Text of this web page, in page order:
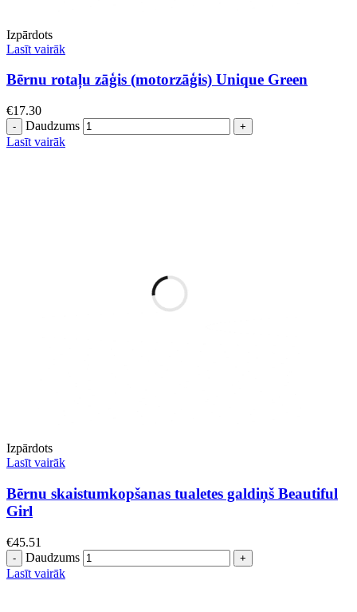
Izpārdots
Lasīt vairāk
Bērnu rotaļu zāģis (motorzāģis) Unique Green
€17.30
Daudzums
Lasīt vairāk
Izpārdots
Lasīt vairāk
Bērnu skaistumkopšanas tualetes galdiņš Beautiful
Girl
€45.51
Daudzums
Lasīt vairāk